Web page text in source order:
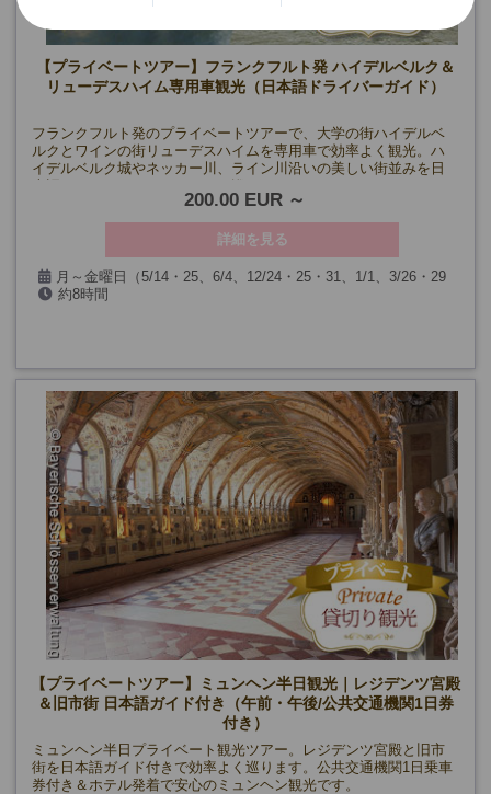
【プライベートツアー】フランクフルト発 ハイデルベルク＆
リューデスハイム専用車観光（日本語ドライバーガイド）
フランクフルト発のプライベートツアーで、大学の街ハイデルベ
ルクとワインの街リューデスハイムを専用車で効率よく観光。ハ
イデルベルク城やネッカー川、ライン川沿いの美しい街並みを日
200.00 EUR
詳細を見る
月～金曜日（5/14・25、6/4、12/24・25・31、1/1、3/26・29
を除く）
約8時間
【プライベートツアー】ミュンヘン半日観光｜レジデンツ宮殿
＆旧市街 日本語ガイド付き（午前・午後/公共交通機関1日券
付き）
ミュンヘン半日プライベート観光ツアー。レジデンツ宮殿と旧市
街を日本語ガイド付きで効率よく巡ります。公共交通機関1日乗車
券付き＆ホテル発着で安心のミュンヘン観光です。